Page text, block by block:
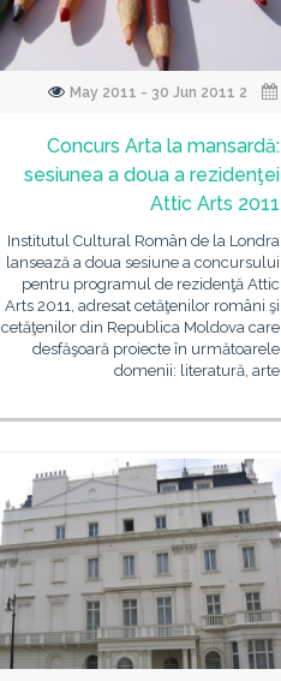
Concurs Arta la mansardă:
sesiunea a doua a rezidenţei
Attic Arts 2011
Institutul Cultural Român de la Londra
lansează a doua sesiune a concursului
pentru programul de rezidenţă Attic
Arts 2011, adresat cetăţenilor români şi
cetăţenilor din Republica Moldova care
desfăşoară proiecte în următoarele
domenii: literatură, arte